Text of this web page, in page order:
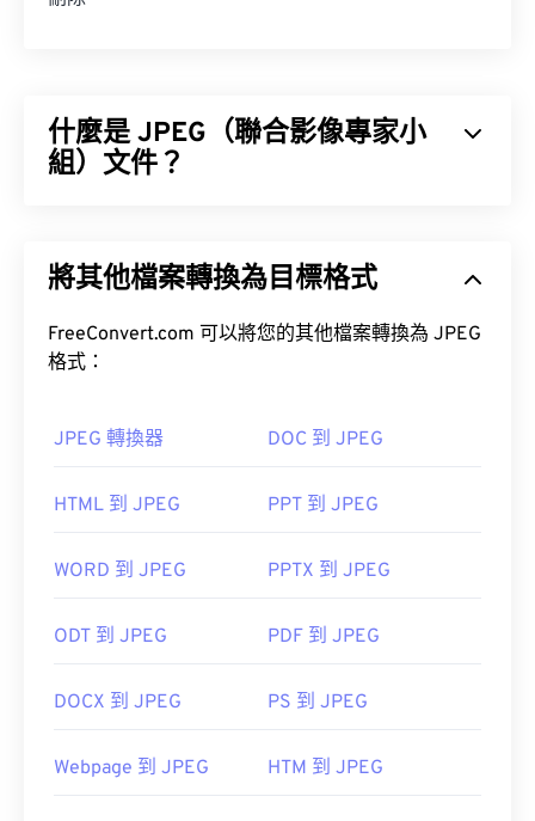
什麼是 JPEG（聯合影像專家小
組）文件？
壓縮率是其被廣泛應用的原因。因此，JPEG 檔案體
用。
WebP，WebP 是一種更新、更易壓縮的檔案格式。
如何開啟 JPEG 檔案檔案？
JPEG 檔案。只需雙擊 JPEG 文件，通常即可在預設
將其他檔案轉換為目標格式
FreeConvert.com 可以將您的其他檔案轉換為 JPEG
格式：
JPEG 轉換器 DOC 到 JPEG
HTML 到 JPEG PPT 到 JPEG
WORD 到 JPEG PPTX 到 JPEG
ODT 到 JPEG PDF 到 JPEG
DOCX 到 JPEG PS 到 JPEG
Webpage 到 JPEG HTM 到 JPEG